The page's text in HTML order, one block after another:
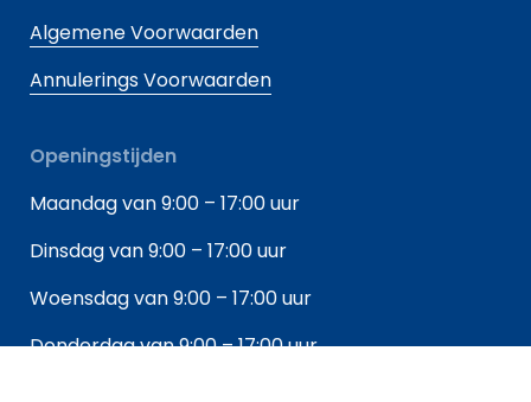
Algemene Voorwaarden
Annulerings Voorwaarden
Openingstijden
Maandag van 9:00 – 17:00 uur
Dinsdag van 9:00 – 17:00 uur
Woensdag van 9:00 – 17:00 uur
Donderdag van 9:00 – 17:00 uur